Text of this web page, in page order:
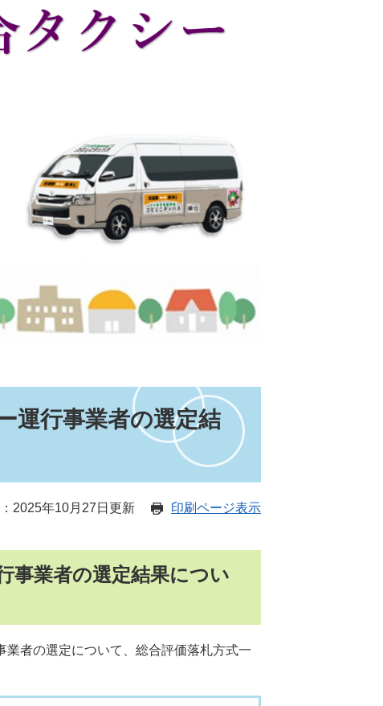
運行事業者の選定結
2025年10月27日更新 印刷ページ表示
事業者の選定結果につい
者の選定について、総合評価落札方式一